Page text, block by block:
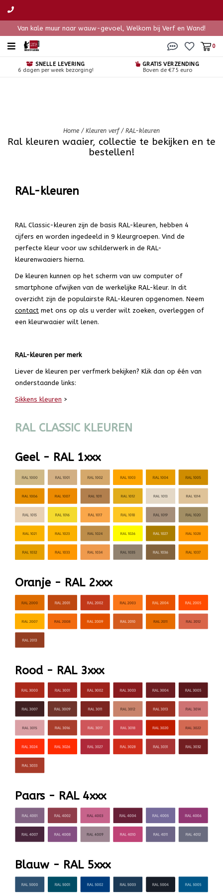
Van kale muur naar wauw-gevoel, Welkom bij Verf en Wand!
0
SNELLE LEVERING
6 dagen per week bezorging!
GRATIS VERZENDING
Boven de €75 euro
Home / Kleuren verf/ RAL-kleuren
Ral kleuren waaier, collectie te bekijken en te
bestellen!
RAL-kleuren
RAL Classic-kleuren zijn de basis RAL-kleuren, hebben 4
cijfers en worden ingedeeld in 9 kleurgroepen. Vind de
perfecte kleur voor uw schilderwerk in de RAL-
kleurenwaaiers hierna.
De kleuren kunnen op het scherm van uw computer of
smartphone afwijken van de werkelijke RAL-kleur. In dit
overzicht zijn de populairste RAL-kleuren opgenomen. Neem
contact met ons op als u verder wilt zoeken, overleggen of
een kleurwaaier wilt lenen.
RAL-kleuren per merk
Liever de kleuren per verfmerk bekijken? Klik dan op één van
onderstaande links:
Sikkens kleuren >
RAL CLASSIC KLEUREN
Geel - RAL 1xxx
Oranje - RAL 2xxx
Rood - RAL 3xxx
Paars - RAL 4xxx
Blauw - RAL 5xxx